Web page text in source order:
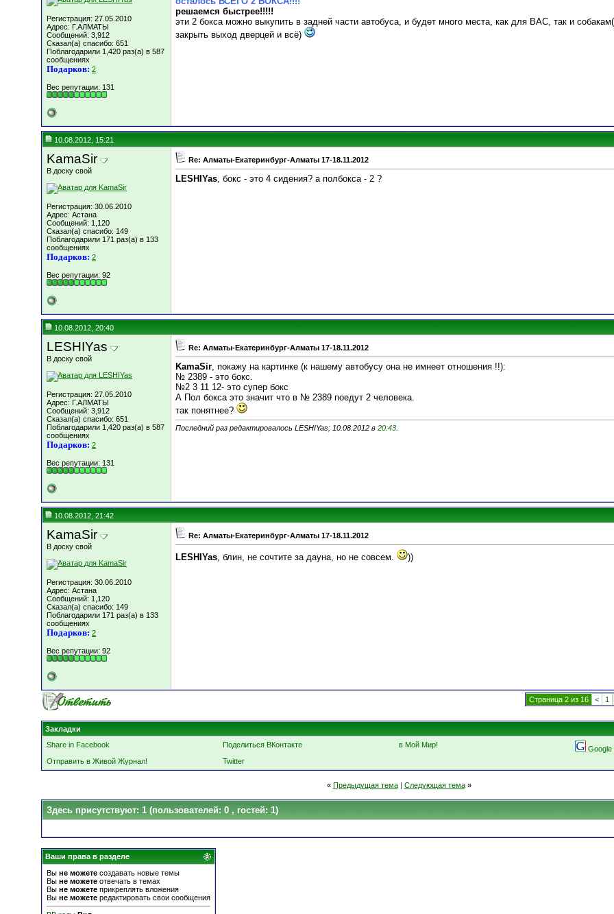
Регистрация: 27.05.2010
Адрес: Г.АЛМАТЫ
Сообщений: 3,912
Сказал(а) спасибо: 651
Поблагодарили 1,420 раз(а) в 587
сообщениях
Подарков: 2
Вес репутации: 131
решаемся быстрее!!!!!
эти 2 бокса можно выкупить в задней части автобуса, и будет много места, как для ВАС, так и
закрыть выход дверцей и всё)
10.08.2012, 15:21
KamaSir
В доску свой
Регистрация: 30.06.2010
Адрес: Астана
Сообщений: 1,120
Сказал(а) спасибо: 149
Поблагодарили 171 раз(а) в 133
сообщениях
Подарков: 2
Вес репутации: 92
Re: Алматы-Екатеринбург-Алматы 17-18.11.2012
LESHIYas, бокс - это 4 сидения? а полбокса - 2 ?
10.08.2012, 20:40
LESHIYas
В доску свой
Регистрация: 27.05.2010
Адрес: Г.АЛМАТЫ
Сообщений: 3,912
Сказал(а) спасибо: 651
Поблагодарили 1,420 раз(а) в 587
сообщениях
Подарков: 2
Вес репутации: 131
Re: Алматы-Екатеринбург-Алматы 17-18.11.2012
KamaSir, покажу на картинке (к нашему автобусу она не имнеет отношения !!):
№ 2389 - это бокс.
№2 3 11 12- это супер бокс
А Пол бокса это значит что в № 2389 поедут 2 человека.
так понятнее?
Последний раз редактировалось LESHIYas; 10.08.2012 в 20:43
10.08.2012, 21:42
KamaSir
В доску свой
Регистрация: 30.06.2010
Адрес: Астана
Сообщений: 1,120
Сказал(а) спасибо: 149
Поблагодарили 171 раз(а) в 133
сообщениях
Подарков: 2
Вес репутации: 92
Re: Алматы-Екатеринбург-Алматы 17-18.11.2012
LESHIYas, блин, не сочтите за дауна, но не совсем. ))
Страница 2 из 16 < 1
Закладки
Share in Facebook
Поделиться ВКонтакте в Мой Мир!
Google
Отправить в Живой Журнал!
Twitter
« Предыдущая тема| Следующая тема »
Здесь присутствуют: 1 (пользователей: 0 , гостей: 1)
Ваши права в разделе
Вы не можете создавать новые темы
Вы не можете отвечать в темах
Вы не можете прикреплять вложения
Вы не можете редактировать свои сообщения